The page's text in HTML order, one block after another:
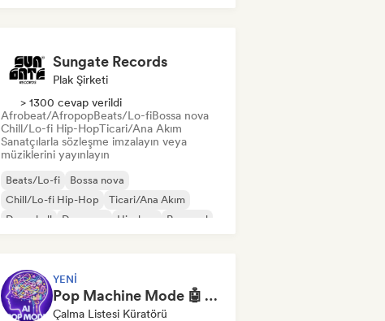
Sungate Records
Plak Şirketi
> 1300 cevap verildi
Afrobeat/AfropopBeats/Lo-fiBossa nova
Chill/Lo-fi Hip-HopTicari/Ana Akım
Sanatçılarla sözleşme imzalayın veya
müziklerini yayınlayın
Beats/Lo-fi
Bossa nova
Chill/Lo-fi Hip-Hop
Ticari/Ana Akım
Dancehall
Dans pop Hip-hop Pop soul
YENI
Pop Machine Mode 🤖 AI Music, Indie Pop & Dream Pop
Çalma Listesi Küratörü